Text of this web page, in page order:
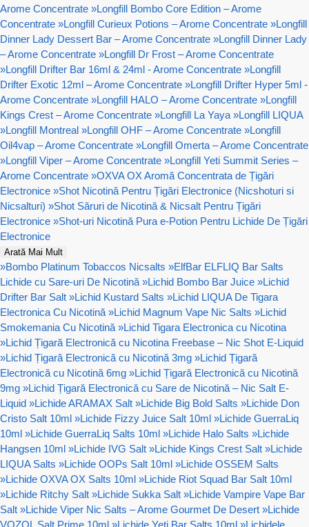
Arome Concentrate »Longfill Bombo Core Edition – Arome
Concentrate »Longfill Curieux Potions – Arome Concentrate »Longfill
Dinner Lady Dessert Bar – Arome Concentrate »Longfill Dinner Lady
– Arome Concentrate »Longfill Dr Frost – Arome Concentrate
»Longfill Drifter Bar 16ml & 24ml - Arome Concentrate »Longfill
Drifter Exotic 12ml – Arome Concentrate »Longfill Drifter Hyper 5ml -
Arome Concentrate »Longfill HALO – Arome Concentrate »Longfill
Kings Crest – Arome Concentrate »Longfill La Yaya »Longfill LIQUA
»Longfill Montreal »Longfill OHF – Arome Concentrate »Longfill
Oil4vap – Arome Concentrate »Longfill Omerta – Arome Concentrate
»Longfill Viper – Arome Concentrate »Longfill Yeti Summit Series –
Arome Concentrate »OXVA OX Aromă Concentrata de Țigări
Electronice »Shot Nicotină Pentru Țigări Electronice (Nicshoturi si
Nicsalturi) »Shot Săruri de Nicotină & Nicsalt Pentru Țigări
Electronice »Shot-uri Nicotină Pura e-Potion Pentru Lichide De Țigări
Electronice
Arată Mai Mult
»Bombo Platinum Tobaccos Nicsalts »ElfBar ELFLIQ Bar Salts
Lichide cu Sare-uri De Nicotină »Lichid Bombo Bar Juice »Lichid
Drifter Bar Salt »Lichid Kustard Salts »Lichid LIQUA De Tigara
Electronica Cu Nicotină »Lichid Magnum Vape Nic Salts »Lichid
Smokemania Cu Nicotină »Lichid Tigara Electronica cu Nicotina
»Lichid Țigară Electronică cu Nicotina Freebase – Nic Shot E-Liquid
»Lichid Țigară Electronică cu Nicotină 3mg »Lichid Țigară
Electronică cu Nicotină 6mg »Lichid Țigară Electronică cu Nicotină
9mg »Lichid Țigară Electronică cu Sare de Nicotină – Nic Salt E-
Liquid »Lichide ARAMAX Salt »Lichide Big Bold Salts »Lichide Don
Cristo Salt 10ml »Lichide Fizzy Juice Salt 10ml »Lichide GuerraLiq
10ml »Lichide GuerraLiq Salts 10ml »Lichide Halo Salts »Lichide
Hangsen 10ml »Lichide IVG Salt »Lichide Kings Crest Salt »Lichide
LIQUA Salts »Lichide OOPs Salt 10ml »Lichide OSSEM Salts
»Lichide OXVA OX Salts 10ml »Lichide Riot Squad Bar Salt 10ml
»Lichide Ritchy Salt »Lichide Sukka Salt »Lichide Vampire Vape Bar
Salt »Lichide Viper Nic Salts – Arome Gourmet De Desert »Lichide
VOZOL Salt Prime 10ml »Lichide Yeti Bar Salts 10ml »Lichidele